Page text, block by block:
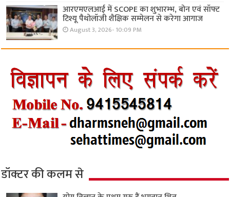
आरएमएलआई में SCOPE का शुभारम्भ, बोन एवं सॉफ्ट
टिश्यू पैथोलॉजी शैक्षिक सम्मेलन से करेगा आगाज
August 3, 2026- 10:09 PM
डॉक्टर की कलम से